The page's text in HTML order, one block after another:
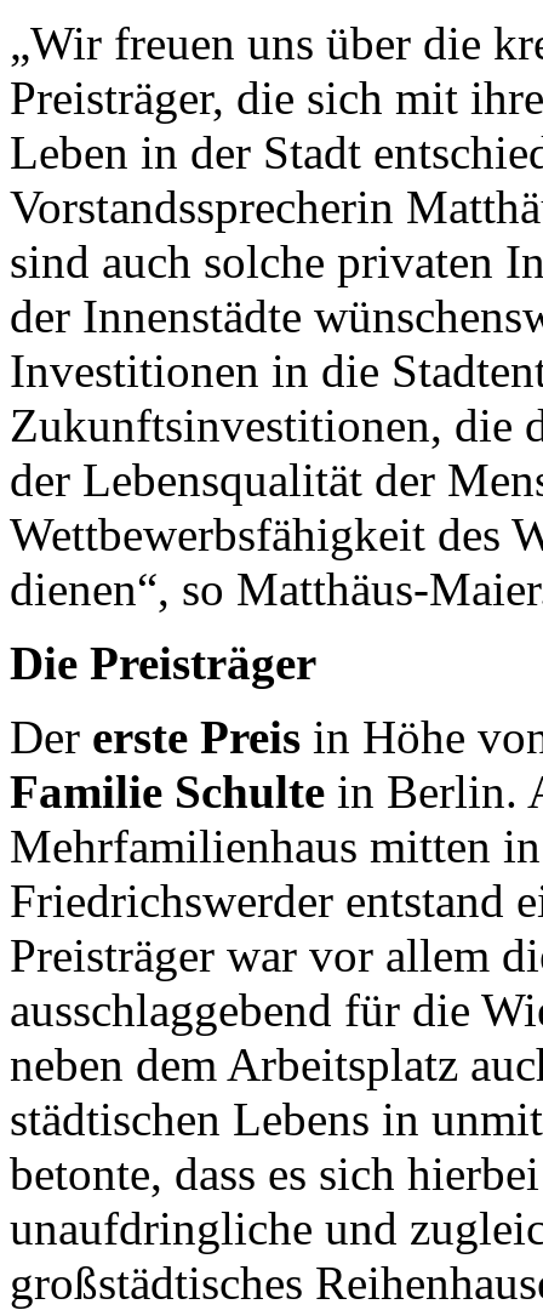
„Wir freuen uns über die
Preisträger, die sich mit
Leben in der Stadt
Vorstandssprecherin
sind auch solche privaten
der Innenstädte
Investitionen in die
Zukunftsinvestitionen, die
der Lebensqualität der
Wettbewerbsfähigkeit des
dienen“, so Matthäus-
Die Preisträger
Der erste Preis in Höhe
Familie Schulte in Berlin.
Mehrfamilienhaus mitten
Friedrichswerder entstand
Preisträger war vor allem
ausschlaggebend für die
neben dem Arbeitsplatz
städtischen Lebens in
betonte, dass es sich
unaufdringliche und
großstädtisches